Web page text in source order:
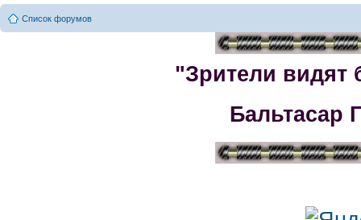
Список форумов
"Зрители видят
Бальтасар